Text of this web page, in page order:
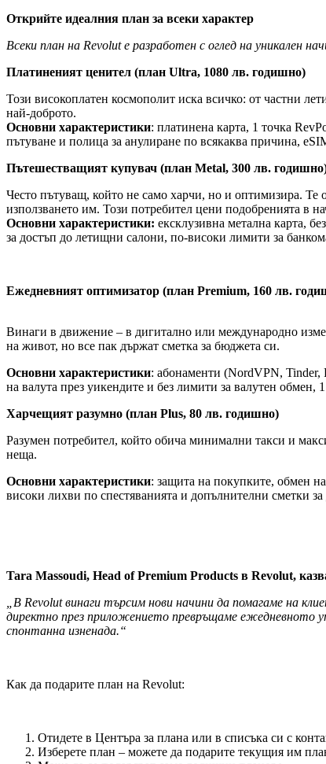
Открийте идеалния план за всеки характер
Всеки план на Revolut е разработен с оглед на уникален
Платиненият ценител (план Ultra, 1080 лв. годишно)
Този високоплатен космополит иска всичко: от частни
най-доброто.
Основни характеристики: платинена карта, 1 точка
пътуване и полица за анулиране по всякаква причина,
Пътешестващият купувач (план Metal, 300 лв.
Често пътуващ, който не само харчи, но и оптимизира. Те
използването им. Този потребител цени подобренията в
Основни характеристики: ексклузивна метална карта,
за достъп до летищни салони, по-високи лимити за
Ежедневният оптимизатор (план Premium, 160 лв.
Винаги в движение – в дигитално или международно
на живот, но все пак държат сметка за бюджета си.
Основни характеристики: абонаменти (NordVPN, Tinder,
на валута през уикендите и без лимити за валутен обмен,
Харчещият разумно (план Plus, 80 лв. годишно)
Разумен потребител, който обича минимални такси и
неща.
Основни характеристики: защита на покупките, обмен
високи лихви по спестяванията и допълнителни сметки за
Tara Massoudi, Head of Premium Products в Revolut,
„В Revolut винаги търсим нови начини да помагаме на
директно през приложението превръщаме ежедневното
спонтанна изненада.“
Как да подарите план на Revolut:
Отидете в Центъра за плана или в списъка си с
Изберете план – можете да подарите текущия им